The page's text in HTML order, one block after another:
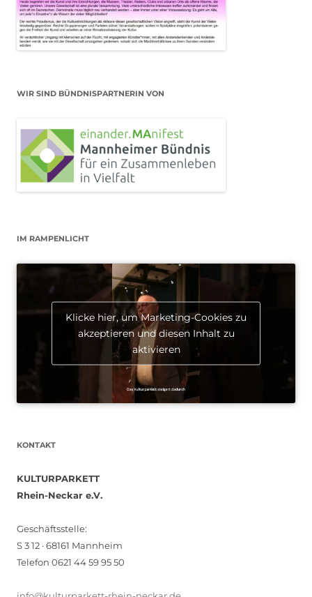
WIR SIND BÜNDNISPARTNERIN VON
IM RAMPENLICHT
Klicke hier, um Marketing-Cookies zu
akzeptieren und diesen Inhalt zu
aktivieren
KONTAKT
KULTURPARKETT
Rhein-Neckar e.V.
Geschäftsstelle:
S 3 12 · 68161 Mannheim
Telefon 0621 44 59 95 50